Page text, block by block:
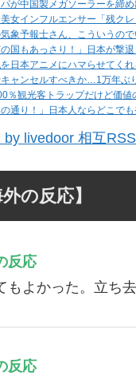
が中国製メガソーラーを締め
美女インフルエンサー「残ク
象予報士さん、こういうの
国もあっさり！」日本が撃
日本アニメにハマらせてくれ
キャンセルすべきか…1万年ぶ
％観光客トラップだけど価値
通り！」日本人ならどこで
by livedoor 相互RSS
外の反応】
反応
もよかった。立ち
反応